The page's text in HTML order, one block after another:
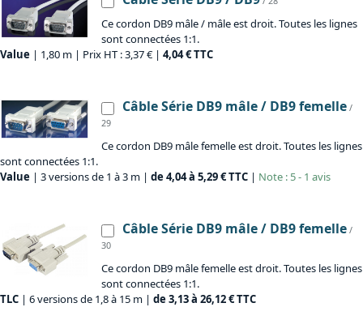
Ce cordon DB9 mâle / mâle est droit. Toutes les lignes
sont connectées 1:1.
Value | 1,80 m | Prix HT : 3,37 € | 4,04 € TTC
Câble Série DB9 mâle / DB9 femelle /
29
Ce cordon DB9 mâle femelle est droit. Toutes les lignes
sont connectées 1:1.
Value | 3 versions de 1 à 3 m | de 4,04 à 5,29 € TTC | Note : 5 - 1 avis
Câble Série DB9 mâle / DB9 femelle /
30
Ce cordon DB9 mâle femelle est droit. Toutes les lignes
sont connectées 1:1.
TLC | 6 versions de 1,8 à 15 m | de 3,13 à 26,12 € TTC